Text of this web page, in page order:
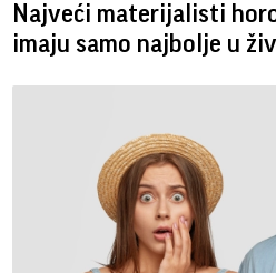
Najveći materijalisti
imaju samo najbolje u